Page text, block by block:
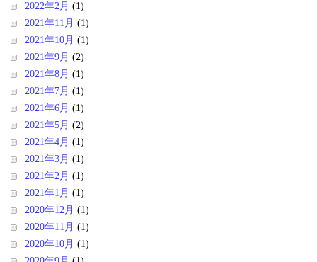
2022年2月 (1)
2021年11月 (1)
2021年10月 (1)
2021年9月 (2)
2021年8月 (1)
2021年7月 (1)
2021年6月 (1)
2021年5月 (2)
2021年4月 (1)
2021年3月 (1)
2021年2月 (1)
2021年1月 (1)
2020年12月 (1)
2020年11月 (1)
2020年10月 (1)